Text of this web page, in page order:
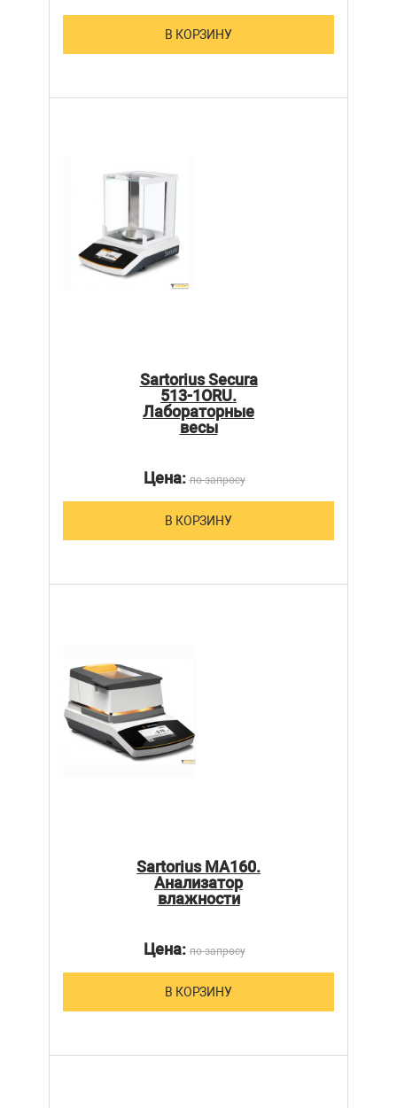
В КОРЗИНУ
Sartorius Secura
513-1ORU.
Лабораторные
весы
Цена:по запросу
В КОРЗИНУ
Sartorius MA160.
Анализатор
влажности
Цена:по запросу
В КОРЗИНУ